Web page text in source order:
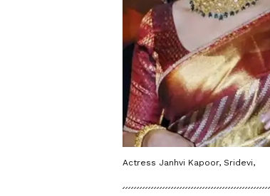
Actress Janhvi Kapoor, Sridevi,